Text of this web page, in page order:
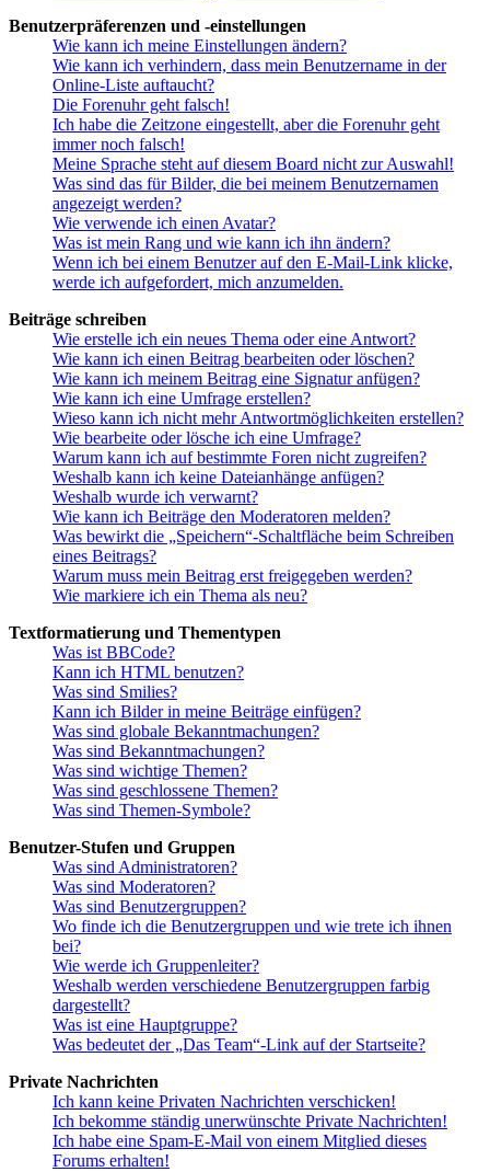
Benutzerpräferenzen und -einstellungen
Wie kann ich meine Einstellungen ändern?
Wie kann ich verhindern, dass mein Benutzername in der
Online-Liste auftaucht?
Die Forenuhr geht falsch!
Ich habe die Zeitzone eingestellt, aber die Forenuhr geht
immer noch falsch!
Meine Sprache steht auf diesem Board nicht zur Auswahl!
Was sind das für Bilder, die bei meinem Benutzernamen
angezeigt werden?
Wie verwende ich einen Avatar?
Was ist mein Rang und wie kann ich ihn ändern?
Wenn ich bei einem Benutzer auf den E-Mail-Link klicke,
werde ich aufgefordert, mich anzumelden.
Beiträge schreiben
Wie erstelle ich ein neues Thema oder eine Antwort?
Wie kann ich einen Beitrag bearbeiten oder löschen?
Wie kann ich meinem Beitrag eine Signatur anfügen?
Wie kann ich eine Umfrage erstellen?
Wieso kann ich nicht mehr Antwortmöglichkeiten erstellen?
Wie bearbeite oder lösche ich eine Umfrage?
Warum kann ich auf bestimmte Foren nicht zugreifen?
Weshalb kann ich keine Dateianhänge anfügen?
Weshalb wurde ich verwarnt?
Wie kann ich Beiträge den Moderatoren melden?
Was bewirkt die „Speichern“-Schaltfläche beim Schreiben
eines Beitrags?
Warum muss mein Beitrag erst freigegeben werden?
Wie markiere ich ein Thema als neu?
Textformatierung und Thementypen
Was ist BBCode?
Kann ich HTML benutzen?
Was sind Smilies?
Kann ich Bilder in meine Beiträge einfügen?
Was sind globale Bekanntmachungen?
Was sind Bekanntmachungen?
Was sind wichtige Themen?
Was sind geschlossene Themen?
Was sind Themen-Symbole?
Benutzer-Stufen und Gruppen
Was sind Administratoren?
Was sind Moderatoren?
Was sind Benutzergruppen?
Wo finde ich die Benutzergruppen und wie trete ich ihnen
bei?
Wie werde ich Gruppenleiter?
Weshalb werden verschiedene Benutzergruppen farbig
dargestellt?
Was ist eine Hauptgruppe?
Was bedeutet der „Das Team“-Link auf der Startseite?
Private Nachrichten
Ich kann keine Privaten Nachrichten verschicken!
Ich bekomme ständig unerwünschte Private Nachrichten!
Ich habe eine Spam-E-Mail von einem Mitglied dieses
Forums erhalten!